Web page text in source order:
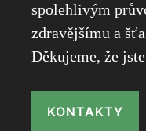
spolehlivým
zdravějšímu a
Děkujeme, že
KONTAKTY